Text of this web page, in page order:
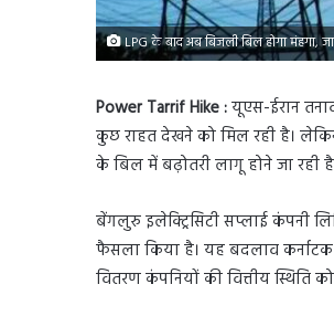
LPG के बाद अब बिजली बिल होगा मंहगा,
Power Tarrif Hike :यूएस-ईरान
कुछ राहत देखने को मिल रही है।
के बिल में बढ़ोतरी लागू होने जा रही
बेंगलुरु इलेक्ट्रिसिटी सप्लाई कंपनी
फैसला किया है। यह बदलाव कर्नाटक
वितरण कंपनियों की वित्तीय स्थिति